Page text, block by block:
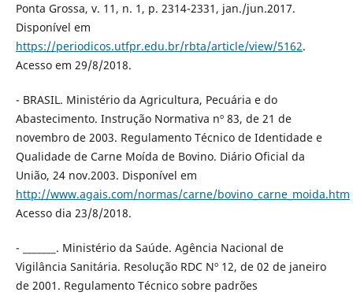
Ponta Grossa, v. 11, n. 1, p. 2314-2331, jan./jun.2017.
Disponível em
https://periodicos.utfpr.edu.br/rbta/article/view/5162.
Acesso em 29/8/2018.
- BRASIL. Ministério da Agricultura, Pecuária e do
Abastecimento. Instrução Normativa nº 83, de 21 de
novembro de 2003. Regulamento Técnico de Identidade e
Qualidade de Carne Moída de Bovino. Diário Oficial da
União, 24 nov.2003. Disponível em
http://www.agais.com/normas/carne/bovino_carne_moida.htm
Acesso dia 23/8/2018.
- _______. Ministério da Saúde. Agência Nacional de
Vigilância Sanitária. Resolução RDC Nº 12, de 02 de janeiro
de 2001. Regulamento Técnico sobre padrões